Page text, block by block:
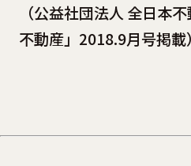
（公益社団法人 全日本
不動産」2018.9月号掲載）